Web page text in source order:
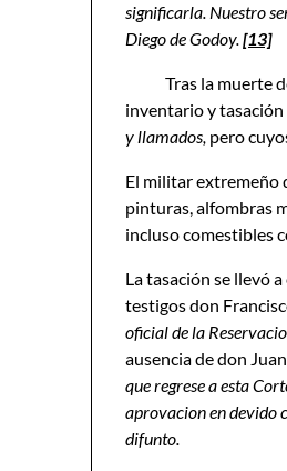
significarla. Nuestro
Diego de Godoy.[13]
Tras la muerte
inventario y tasación
y llamados, pero
El militar extremeño
pinturas, alfombras
incluso comestibles
La tasación se llevó
testigos don
oficial de la
ausencia de don
que regrese a esta
aprovacion en devido
difunto.